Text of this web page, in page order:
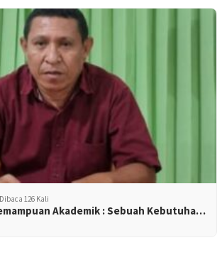
Dibaca 126 Kali
Akademik : Sebuah Kebutuha…